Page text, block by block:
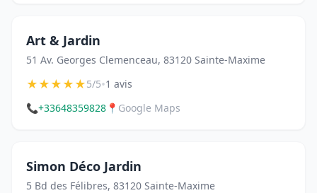
Art & Jardin
51 Av. Georges Clemenceau, 83120 Sainte-Maxime
★★★★★5/5•1 avis
📞+33648359828 📍 Google Maps
Simon Déco Jardin
5 Bd des Félibres, 83120 Sainte-Maxime